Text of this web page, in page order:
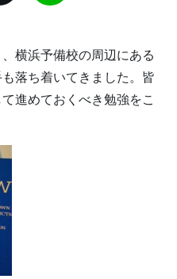
横浜予備校の周辺にある
落ち着いてきました。皆
進めておくべき勉強をこ